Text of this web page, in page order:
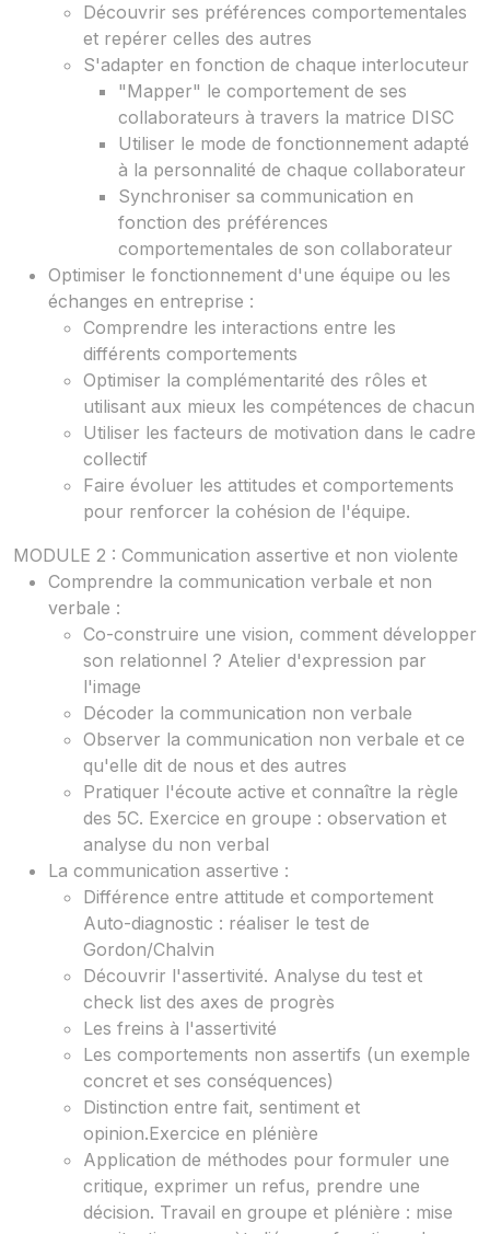
Découvrir ses préférences comportementales
et repérer celles des autres
S'adapter en fonction de chaque interlocuteur
"Mapper" le comportement de ses
collaborateurs à travers la matrice DISC
Utiliser le mode de fonctionnement adapté
à la personnalité de chaque collaborateur
Synchroniser sa communication en
fonction des préférences
comportementales de son collaborateur
Optimiser le fonctionnement d'une équipe ou les
échanges en entreprise :
Comprendre les interactions entre les
différents comportements
Optimiser la complémentarité des rôles et
utilisant aux mieux les compétences de chacun
Utiliser les facteurs de motivation dans le cadre
collectif
Faire évoluer les attitudes et comportements
pour renforcer la cohésion de l'équipe.
MODULE 2 : Communication assertive et non violente
Comprendre la communication verbale et non
verbale :
Co-construire une vision, comment développer
son relationnel ? Atelier d'expression par
l'image
Décoder la communication non verbale
Observer la communication non verbale et ce
qu'elle dit de nous et des autres
Pratiquer l'écoute active et connaître la règle
des 5C. Exercice en groupe : observation et
analyse du non verbal
La communication assertive :
Différence entre attitude et comportement
Auto-diagnostic : réaliser le test de
Gordon/Chalvin
Découvrir l'assertivité. Analyse du test et
check list des axes de progrès
Les freins à l'assertivité
Les comportements non assertifs (un exemple
concret et ses conséquences)
Distinction entre fait, sentiment et
opinion.Exercice en plénière
Application de méthodes pour formuler une
critique, exprimer un refus, prendre une
décision. Travail en groupe et plénière : mise